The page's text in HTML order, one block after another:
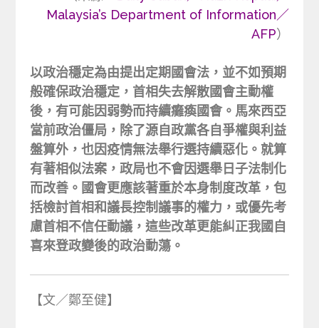
Malaysia’s Department of Information／
AFP）
以政治穩定為由提出定期國會法，並不如預期
般確保政治穩定，首相失去解散國會主動權
後，有可能因弱勢而持續癱瘓國會。馬來西亞
當前政治僵局，除了源自政黨各自爭權與利益
盤算外，也因疫情無法舉行選持續惡化。就算
有著相似法案，政局也不會因選舉日子法制化
而改善。國會更應該著重於本身制度改革，包
括檢討首相和議長控制議事的權力，或優先考
慮首相不信任動議，這些改革更能糾正我國自
喜來登政變後的政治動蕩。
【文／鄭至健】